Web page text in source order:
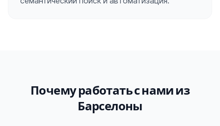
Почему работать с нами из
Барселоны